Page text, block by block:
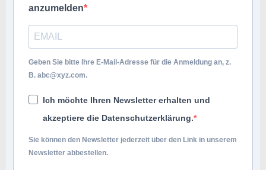
anzumelden
Geben Sie bitte Ihre E-Mail-Adresse für die Anmeldung an, z.
B. abc@xyz.com.
Ich möchte Ihren Newsletter erhalten und
akzeptiere die Datenschutzerklärung.
Sie können den Newsletter jederzeit über den Link in unserem
Newsletter abbestellen.